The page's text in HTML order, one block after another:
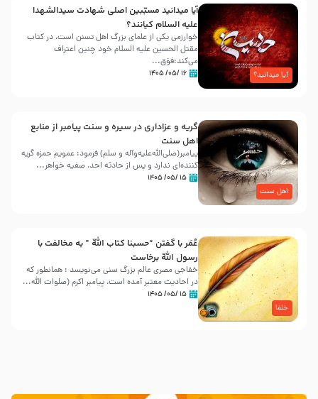
آیا میدانید؟
آیا میدانید مسبّبین اصلی شهادت سیدالشهدا
علیه ‌السلام کیانند؟
خوارزمی یکی از علمای بزرگ اهل تسنن است، در کتاب
مقتل الحسین علیه ‌السلام خود چنین اعتراف
می‌کند:فوَق...
۱۶ /۰۵/ ۱۴۰۵
اهل سنت
گریه و عزاداری در سیره و سنت پیامبر از منابع
اهل سنت
پیامبر(صلی‌الله‌علیه‌وآله و سلم) فرمود: عمویم حمزه گریه
کننده‌ای ندارد و پس از حادثه احد، صفیه خواهر...
۱۵ /۰۵/ ۱۴۰۵
خلفا
عُمَر با گفتن “حسبنا كتاب اللّه ” به مخالفت با
رسول اللّه برخاست
خفاجی مصری عالم بزرگ سنی می‌نویسد : همانطور که
در احادیث معتبر آمده است، پیامبر اکرم (صلوات اللّه...
۱۵ /۰۵/ ۱۴۰۵